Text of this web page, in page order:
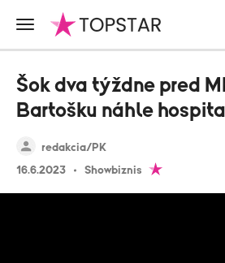
redakcia/PK
16.6.2023
Showbiznis
Šok dva týždne pred
Bartošku náhle